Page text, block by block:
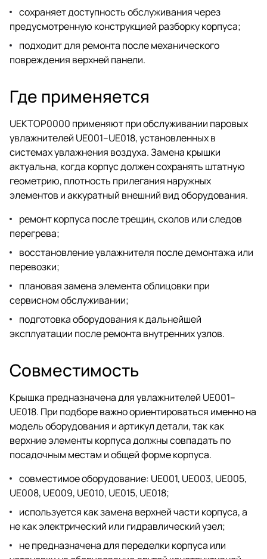
сохраняет доступность обслуживания через
предусмотренную конструкцией разборку корпуса;
подходит для ремонта после механического
повреждения верхней панели.
Где применяется
UEKTOP0000 применяют при обслуживании паровых
увлажнителей UE001–UE018, установленных в
системах увлажнения воздуха. Замена крышки
актуальна, когда корпус должен сохранять штатную
геометрию, плотность прилегания наружных
элементов и аккуратный внешний вид оборудования.
ремонт корпуса после трещин, сколов или следов
перегрева;
восстановление увлажнителя после демонтажа или
перевозки;
плановая замена элемента облицовки при
сервисном обслуживании;
подготовка оборудования к дальнейшей
эксплуатации после ремонта внутренних узлов.
Совместимость
Крышка предназначена для увлажнителей UE001–
UE018. При подборе важно ориентироваться именно на
модель оборудования и артикул детали, так как
верхние элементы корпуса должны совпадать по
посадочным местам и общей форме корпуса.
совместимое оборудование: UE001, UE003, UE005,
UE008, UE009, UE010, UE015, UE018;
используется как замена верхней части корпуса, а
не как электрический или гидравлический узел;
не предназначена для переделки корпуса или